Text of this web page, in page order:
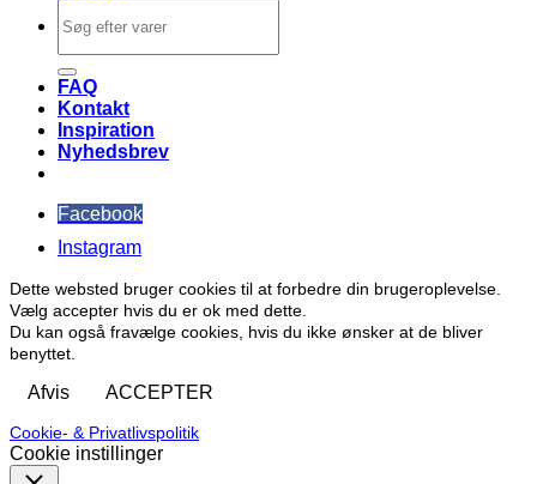
efter:
FAQ
Kontakt
Inspiration
Nyhedsbrev
Facebook
Instagram
Dette websted bruger cookies til at forbedre din brugeroplevelse.
Vælg accepter hvis du er ok med dette.
Du kan også fravælge cookies, hvis du ikke ønsker at de bliver
benyttet.
Afvis ACCEPTER
Cookie- & Privatlivspolitik
Cookie instillinger